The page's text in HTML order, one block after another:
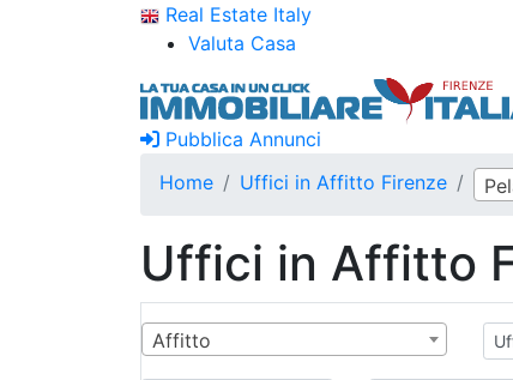
Real Estate Italy
Valuta Casa
Pubblica Annunci
Home
Uffici in Affitto Firenze
Uffici in Affitto
Affitto